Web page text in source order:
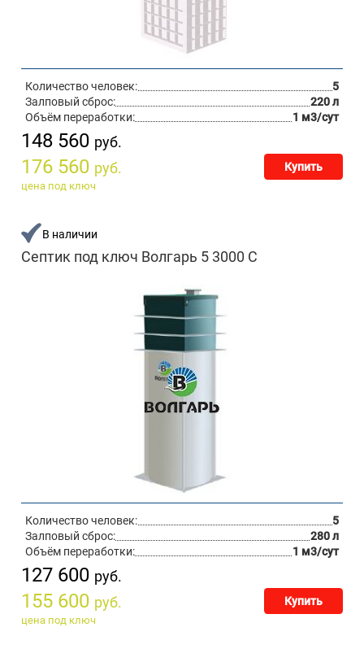
Количество человек:
5
Залповый сброс:
220 л
Объём переработки:
1 м3/сут
148 560 руб.
176 560 руб. Купить
цена под ключ
В наличии
Септик под ключ Волгарь 5 3000 С
Количество человек:
5
Залповый сброс:
280 л
Объём переработки:
1 м3/сут
127 600 руб.
155 600 руб. Купить
цена под ключ